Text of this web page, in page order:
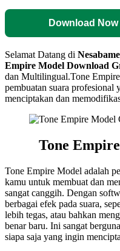
Download Now
Selamat Datang di
Empire Model Download
dan Multilingual.Tone
pembuatan suara profesional
menciptakan dan
Tone
Tone Empire Model adalah
kamu untuk membuat dan
sangat canggih. Dengan
berbagai efek pada suara,
lebih tegas, atau bahkan
benar baru. Ini sangat
siapa saja yang ingin